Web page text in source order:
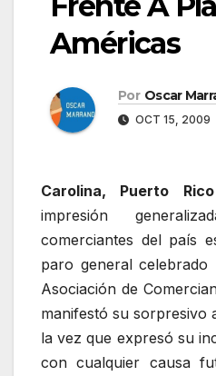
Américas
Por Oscar
OCT 15, 2009
Carolina, Puerto Rico
impresión
comerciantes del país
paro general
Asociación de
manifestó su sorpresivo
la vez que expresó su
con cualquier causa